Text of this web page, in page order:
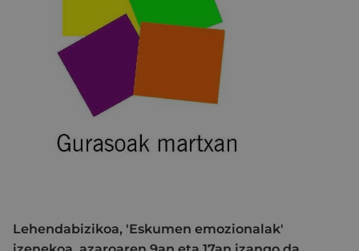
Lehendabizikoa, 'Eskumen emozionalak'